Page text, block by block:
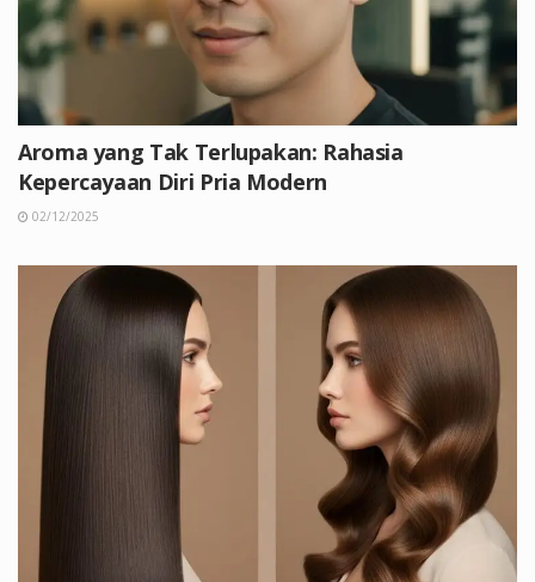
Aroma yang Tak Terlupakan: Rahasia
Kepercayaan Diri Pria Modern
02/12/2025